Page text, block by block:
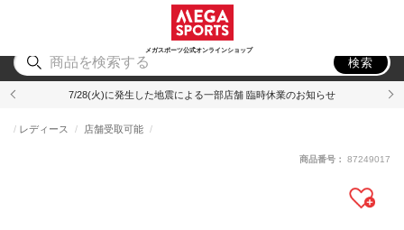
メガスポーツ公式オンラインショップ
アウトドア
検索
7/28(火)に発生した地震による一部店舗 臨時休業のお知らせ
レディース 店舗受取可能
商品番号： 87249017